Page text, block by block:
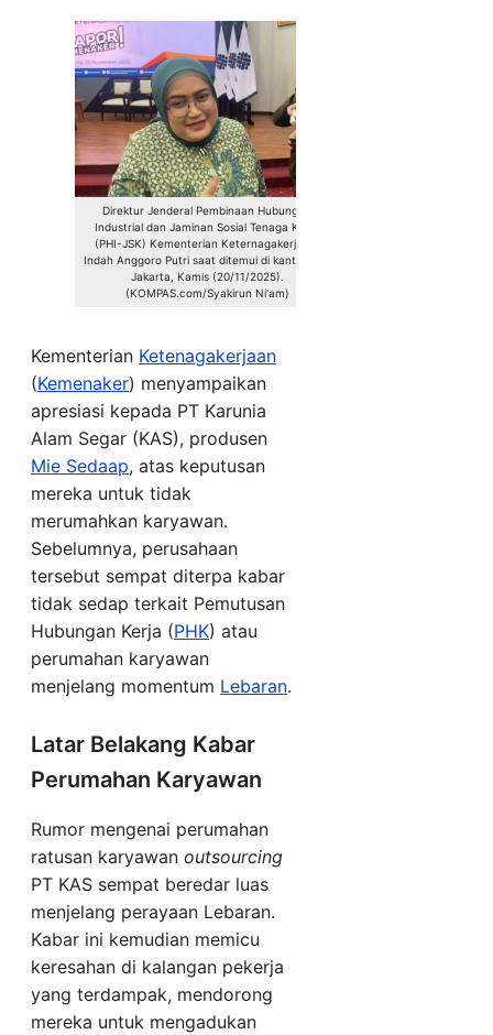
Direktur Jenderal Pembinaan Hubungan
Industrial dan Jaminan Sosial Tenaga Kerja
(PHI-JSK) Kementerian Keternagakerjaan,
Indah Anggoro Putri saat ditemui di kantornya,
Jakarta, Kamis (20/11/2025).
(KOMPAS.com/Syakirun Ni'am)
Kementerian Ketenagakerjaan
(Kemenaker) menyampaikan
apresiasi kepada PT Karunia
Alam Segar (KAS), produsen
Mie Sedaap, atas keputusan
mereka untuk tidak
merumahkan karyawan.
Sebelumnya, perusahaan
tersebut sempat diterpa kabar
tidak sedap terkait Pemutusan
Hubungan Kerja (PHK) atau
perumahan karyawan
menjelang momentum Lebaran.
Latar Belakang Kabar
Perumahan Karyawan
Rumor mengenai perumahan
ratusan karyawan outsourcing
PT KAS sempat beredar luas
menjelang perayaan Lebaran.
Kabar ini kemudian memicu
keresahan di kalangan pekerja
yang terdampak, mendorong
mereka untuk mengadukan